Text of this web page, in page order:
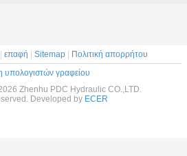
| επαφή | Sitemap | Πολιτική απορρήτου
γραφείου
Zhenhu PDC Hydraulic CO.,LTD.
Developed by ECER